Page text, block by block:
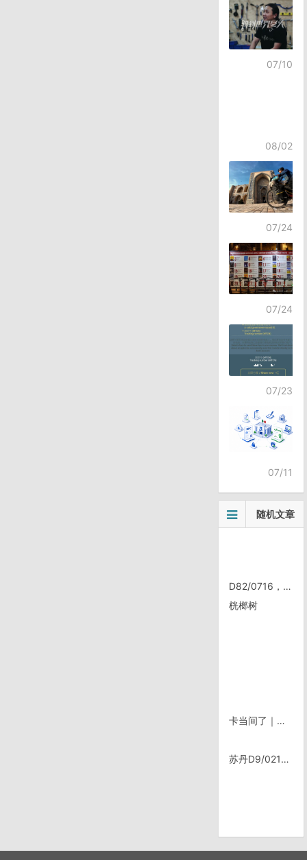
07/10
08/02
07/24
07/24
07/23
07/11
随机文章
D82/0716，双廊
桄榔树
卡当间了｜骑行墨西哥——危地马拉
苏丹D9/0211，今天路上荒漠自拍图